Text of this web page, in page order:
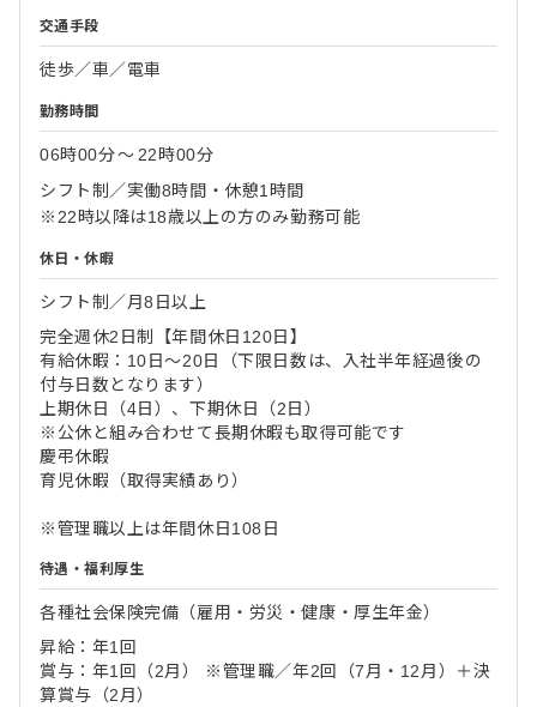
交通手段
徒歩／車／電車
勤務時間
06時00分〜 22時00分
シフト制／実働8時間・休憩1時間
※22時以降は18歳以上の方のみ勤務可能
休日・休暇
シフト制／月8日以上
完全週休2日制【年間休日120日】
有給休暇：10日～20日（下限日数は、入社半年経過後の
付与日数となります）
上期休日（4日）、下期休日（2日）
※公休と組み合わせて長期休暇も取得可能です
慶弔休暇
育児休暇（取得実績あり）
※管理職以上は年間休日108日
待遇・福利厚生
各種社会保険完備（雇用・労災・健康・厚生年金）
昇給：年1回
賞与：年1回（2月） ※管理職／年2回（7月・12月）＋決
算賞与（2月）